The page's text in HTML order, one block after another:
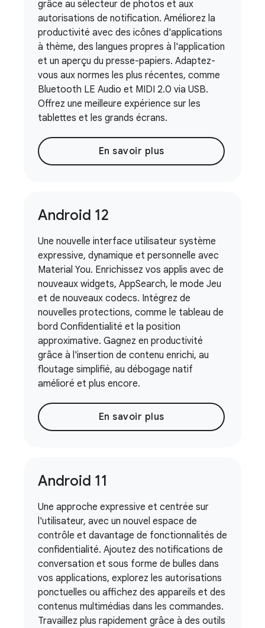
grâce au sélecteur de photos et aux
autorisations de notification. Améliorez la
productivité avec des icônes d'applications
à thème, des langues propres à l'application
et un aperçu du presse-papiers. Adaptez-
vous aux normes les plus récentes, comme
Bluetooth LE Audio et MIDI 2.0 via USB.
Offrez une meilleure expérience sur les
tablettes et les grands écrans.
En savoir plus
Android 12
Une nouvelle interface utilisateur système
expressive, dynamique et personnelle avec
Material You. Enrichissez vos applis avec de
nouveaux widgets, AppSearch, le mode Jeu
et de nouveaux codecs. Intégrez de
nouvelles protections, comme le tableau de
bord Confidentialité et la position
approximative. Gagnez en productivité
grâce à l'insertion de contenu enrichi, au
floutage simplifié, au débogage natif
amélioré et plus encore.
En savoir plus
Android 11
Une approche expressive et centrée sur
l'utilisateur, avec un nouvel espace de
contrôle et davantage de fonctionnalités de
confidentialité. Ajoutez des notifications de
conversation et sous forme de bulles dans
vos applications, explorez les autorisations
ponctuelles ou affichez des appareils et des
contenus multimédias dans les commandes.
Travaillez plus rapidement grâce à des outils